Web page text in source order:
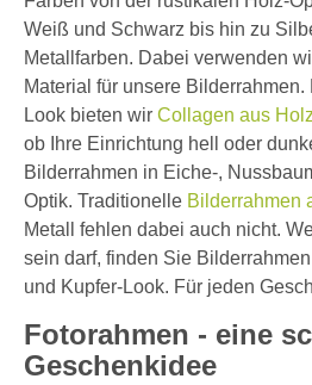
Weiß und Schwarz bis hin zu
Metallfarben. Dabei verwenden
Material für unsere
Look bieten wir Collagen aus Holz
ob Ihre Einrichtung hell oder
Bilderrahmen in Eiche-,
Optik. Traditionelle Bilderrahmen
Metall fehlen dabei auch nicht.
sein darf, finden Sie
und Kupfer-Look. Für jeden
Fotorahmen - eine
Geschenkidee